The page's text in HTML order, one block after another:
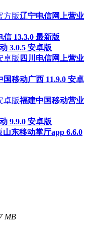
辽宁电信网上营业
信 13.3.0 最新版
3.0.5 安卓版
四川电信网上营业
国移动广西 11.9.0 安卓
福建中国移动营业
9.9.0 安卓版
山东移动掌厅app 6.6.0
MB